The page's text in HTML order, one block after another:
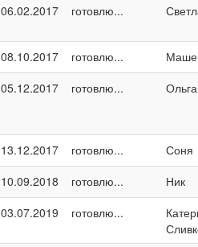
06.02.2017 готовлю...
08.10.2017 готовлю...
05.12.2017 готовлю...
13.12.2017 готовлю...
Соня
10.09.2018 готовлю...
Ник
03.07.2019 готовлю...